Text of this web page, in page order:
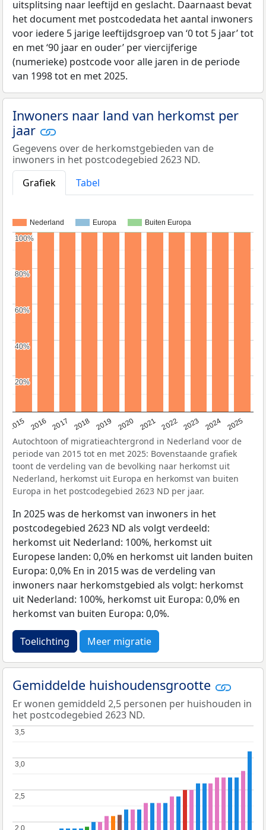
uitsplitsing naar leeftijd en geslacht. Daarnaast bevat
het document met postcodedata het aantal inwoners
voor iedere 5 jarige leeftijdsgroep van ‘0 tot 5 jaar’ tot
en met ‘90 jaar en ouder’ per viercijferige
(numerieke) postcode voor alle jaren in de periode
van 1998 tot en met 2025.
Inwoners naar land van herkomst per
jaar
Gegevens over de herkomstgebieden van de
inwoners in het postcodegebied 2623 ND.
Grafiek
Tabel
Nederland Europa Buiten Europa
2015 2016 2017 2018 2019 2020 2021 2022 2023 2024 2025
20%
20%
40%
40%
60%
60%
80%
80%
100%
100%
Autochtoon of migratieachtergrond in Nederland voor de
periode van 2015 tot en met 2025: Bovenstaande grafiek
toont de verdeling van de bevolking naar herkomst uit
Nederland, herkomst uit Europa en herkomst van buiten
Europa in het postcodegebied 2623 ND per jaar.
In 2025 was de herkomst van inwoners in het
postcodegebied 2623 ND als volgt verdeeld:
herkomst uit Nederland: 100%, herkomst uit
Europese landen: 0,0% en herkomst uit landen buiten
Europa: 0,0% En in 2015 was de verdeling van
inwoners naar herkomstgebied als volgt: herkomst
uit Nederland: 100%, herkomst uit Europa: 0,0% en
herkomst van buiten Europa: 0,0%.
Toelichting Meer migratie
Gemiddelde huishoudensgrootte
Er wonen gemiddeld 2,5 personen per huishouden in
het postcodegebied 2623 ND.
2,0
2,0
2,5
2,5
3,0
3,0
3,5
3,5